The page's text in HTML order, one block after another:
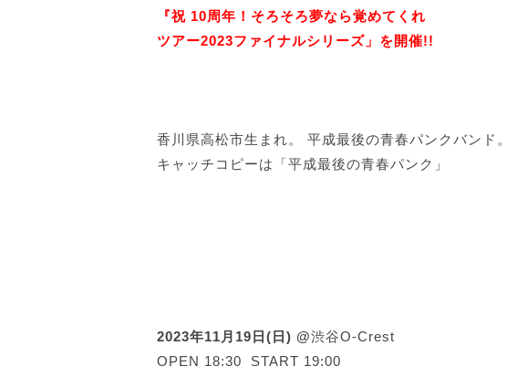
『祝 10周年！そろそろ夢なら覚めてくれ
ツアー2023ファイナルシリーズ」を開催!!
香川県高松市生まれ。 平成最後の青春パンクバンド。
キャッチコピーは「平成最後の青春パンク」
2023年11月19日(日) @渋谷O-Crest
OPEN 18:30 START 19:00